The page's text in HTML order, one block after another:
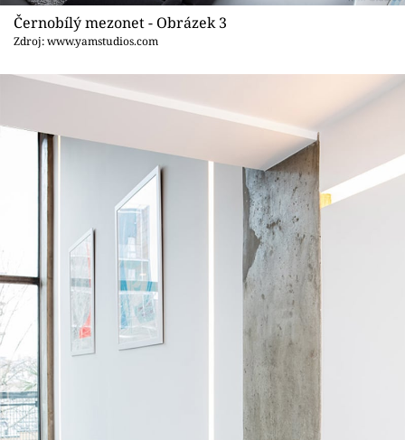
Černobílý mezonet - Obrázek 3
Zdroj: www.yamstudios.com